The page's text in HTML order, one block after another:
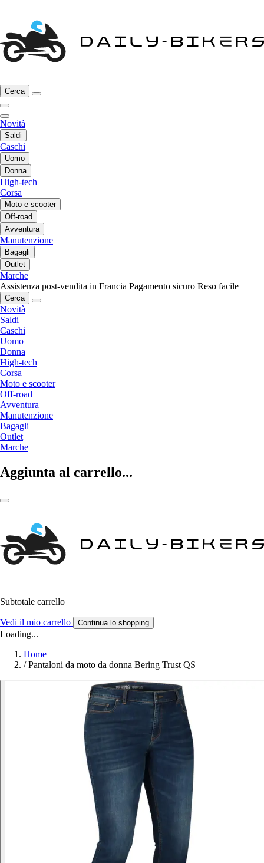
Cerca
Novità
Saldi
Caschi
Uomo
Donna
High-tech
Corsa
Moto e scooter
Off-road
Avventura
Manutenzione
Bagagli
Outlet
Marche
Assistenza post-vendita in Francia Pagamento sicuro Reso facile
Cerca
Novità
Saldi
Caschi
Uomo
Donna
High-tech
Corsa
Moto e scooter
Off-road
Avventura
Manutenzione
Bagagli
Outlet
Marche
Aggiunta al carrello...
Subtotale carrello
Vedi il mio carrello Continua lo shopping
Loading...
Home
/ Pantaloni da moto da donna Bering Trust QS